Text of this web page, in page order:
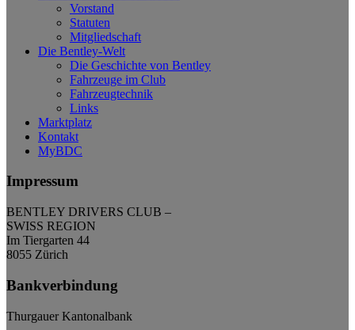
Vorstand
Statuten
Mitgliedschaft
Die Bentley-Welt
Die Geschichte von Bentley
Fahrzeuge im Club
Fahrzeugtechnik
Links
Marktplatz
Kontakt
MyBDC
Impressum
BENTLEY DRIVERS CLUB –
SWISS REGION
Im Tiergarten 44
8055 Zürich
Bankverbindung
Thurgauer Kantonalbank